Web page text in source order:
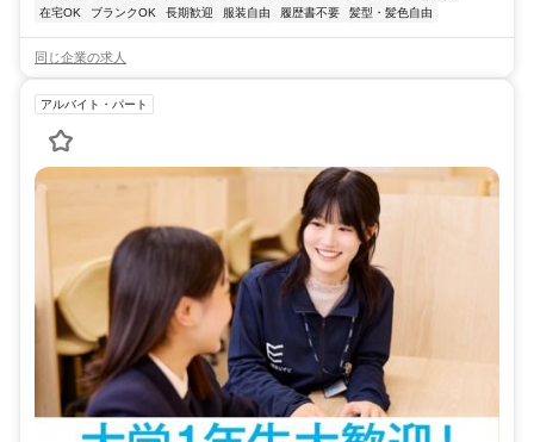
在宅OK
ブランクOK 長期歓迎 服装自由 履歴書不要 髪型・髪色自由
同じ企業の求人
アルバイト・パート